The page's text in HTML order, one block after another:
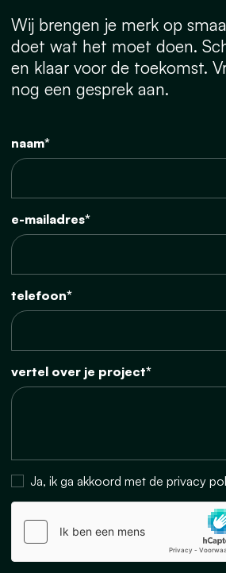
Wij brengen je merk op
doet wat het moet doen.
en klaar voor de toekomst.
nog een gesprek aan.
naam*
e-mailadres*
telefoon*
vertel over je project*
Ja, ik ga akkoord met de privacy